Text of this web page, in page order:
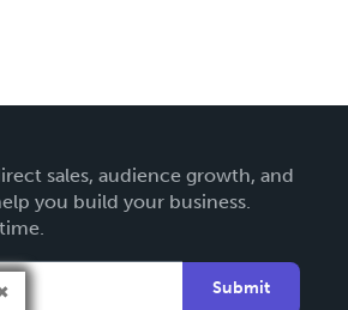
sales, audience growth, and
you build your business.
Submit